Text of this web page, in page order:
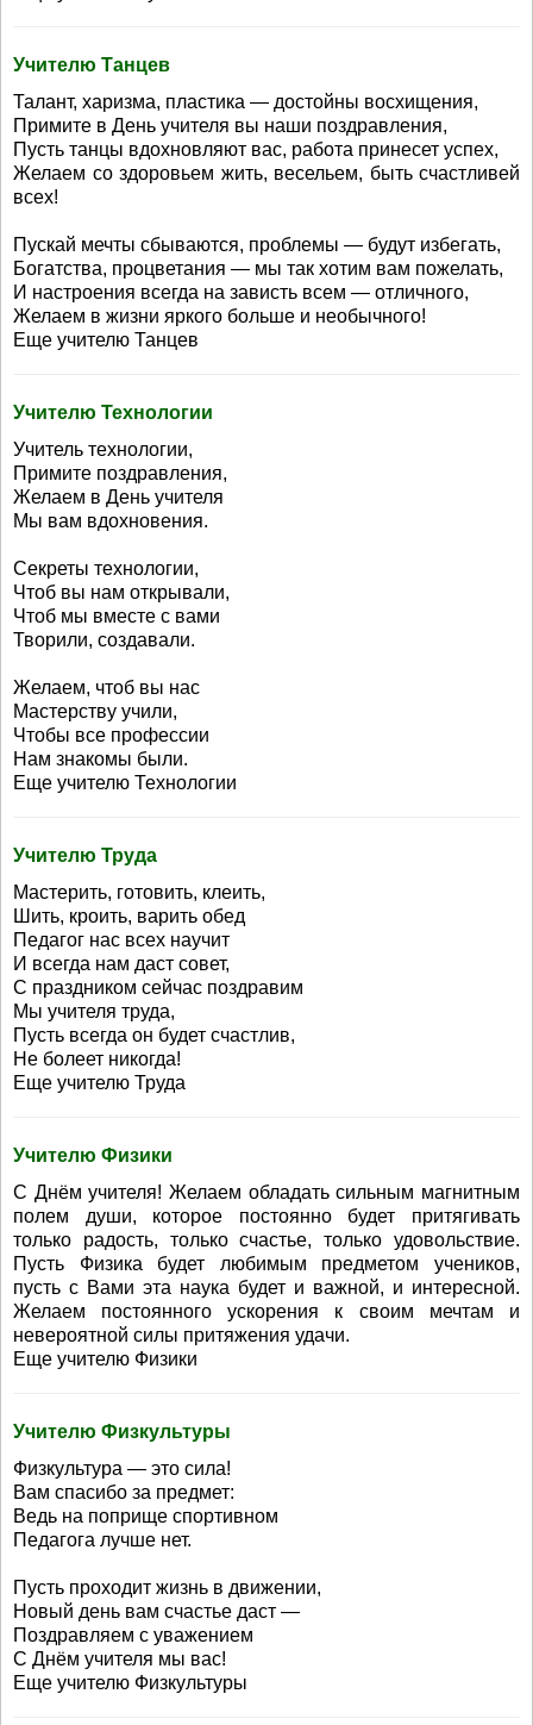
Учителю Танцев
Талант, харизма, пластика — достойны восхищения,
Примите в День учителя вы наши поздравления,
Пусть танцы вдохновляют вас, работа принесет успех,
Желаем со здоровьем жить, весельем, быть счастливей
всех!
Пускай мечты сбываются, проблемы — будут избегать,
Богатства, процветания — мы так хотим вам пожелать,
И настроения всегда на зависть всем — отличного,
Желаем в жизни яркого больше и необычного!
Еще учителю Танцев
Учителю Технологии
Учитель технологии,
Примите поздравления,
Желаем в День учителя
Мы вам вдохновения.
Секреты технологии,
Чтоб вы нам открывали,
Чтоб мы вместе с вами
Творили, создавали.
Желаем, чтоб вы нас
Мастерству учили,
Чтобы все профессии
Нам знакомы были.
Еще учителю Технологии
Учителю Труда
Мастерить, готовить, клеить,
Шить, кроить, варить обед
Педагог нас всех научит
И всегда нам даст совет,
С праздником сейчас поздравим
Мы учителя труда,
Пусть всегда он будет счастлив,
Не болеет никогда!
Еще учителю Труда
Учителю Физики
С Днём учителя! Желаем обладать сильным магнитным
полем души, которое постоянно будет притягивать
только радость, только счастье, только удовольствие.
Пусть Физика будет любимым предметом учеников,
пусть с Вами эта наука будет и важной, и интересной.
Желаем постоянного ускорения к своим мечтам и
невероятной силы притяжения удачи.
Еще учителю Физики
Учителю Физкультуры
Физкультура — это сила!
Вам спасибо за предмет:
Ведь на поприще спортивном
Педагога лучше нет.
Пусть проходит жизнь в движении,
Новый день вам счастье даст —
Поздравляем с уважением
С Днём учителя мы вас!
Еще учителю Физкультуры